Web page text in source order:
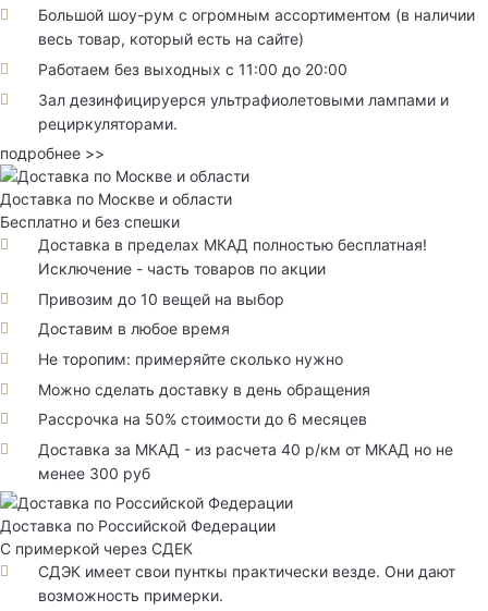
Большой шоу-рум с огромным ассортиментом (в наличии
весь товар, который есть на сайте)
Работаем без выходных с 11:00 до 20:00
Зал дезинфицируерся ультрафиолетовыми лампами и
рециркуляторами.
подробнее >>
Доставка по Москве и области
Бесплатно и без спешки
Доставка в пределах МКАД полностью бесплатная!
Исключение - часть товаров по акции
Привозим до 10 вещей на выбор
Доставим в любое время
Не торопим: примеряйте сколько нужно
Можно сделать доставку в день обращения
Рассрочка на 50% стоимости до 6 месяцев
Доставка за МКАД - из расчета 40 р/км от МКАД но не
менее 300 руб
Доставка по Российской Федерации
С примеркой через СДЕК
СДЭК имеет свои пунткы практически везде. Они дают
возможность примерки.